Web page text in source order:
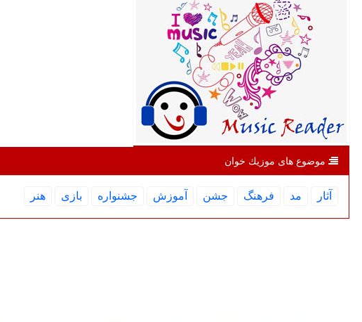
موضوع های موزیك خوان
آثار مد فرهنگ جشن آموزش جشنواره بازی هنر